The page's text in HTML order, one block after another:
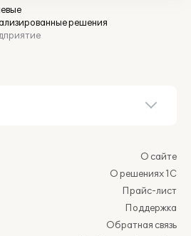
решения
О сайте
О решениях 1С
Прайс-лист
Поддержка
Обратная связь